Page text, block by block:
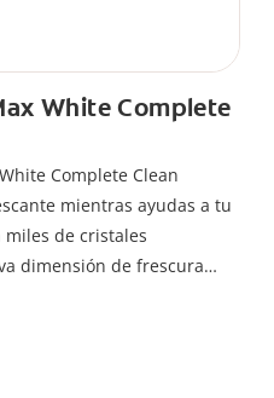
White Complete
Complete Clean
mientras ayudas a tu
de cristales
dimensión de frescura